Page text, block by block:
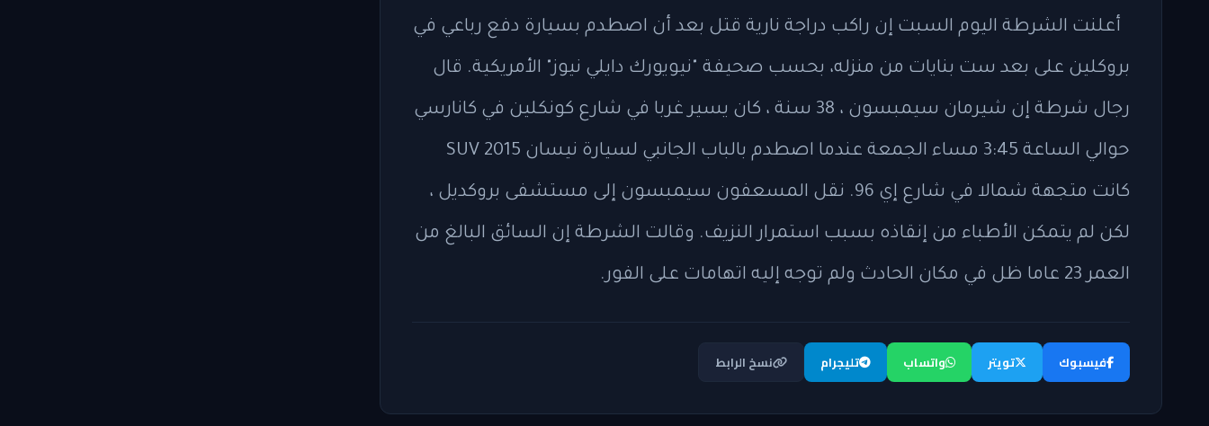
أعلنت الشرطة اليوم السبت إن راكب دراجة نارية قتل بعد أن اصطدم بسيارة دفع رباعي في
بروكلين على بعد ست بنايات من منزله، بحسب صحيفة "نيويورك دايلي نيوز" الأمريكية. قال
رجال شرطة إن شيرمان سيمبسون ، 38 سنة ، كان يسير غربا في شارع كونكلين في كانارسي
حوالي الساعة 3:45 مساء الجمعة عندما اصطدم بالباب الجانبي لسيارة نيسان SUV 2015
كانت متجهة شمالا في شارع إي 96. نقل المسعفون سيمبسون إلى مستشفى بروكديل ،
لكن لم يتمكن الأطباء من إنقاذه بسبب استمرار النزيف. وقالت الشرطة إن السائق البالغ من
العمر 23 عاما ظل في مكان الحادث ولم توجه إليه اتهامات على الفور.
فيسبوك تويتر واتساب تليجرام نسخ الرابط